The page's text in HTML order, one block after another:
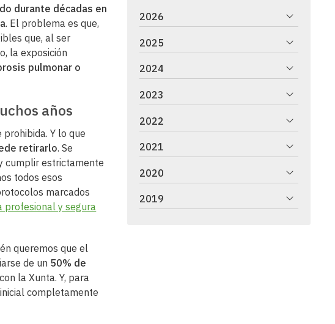
durante décadas en
. El problema es que,
que, al ser
la exposición
pulmonar o
años
Y lo que
retirarlo. Se
cumplir estrictamente
todos esos
marcados
profesional y segura
queremos que el
de un 50% de
la Xunta. Y, para
completamente
2026
2025
2024
2023
2022
2021
2020
2019